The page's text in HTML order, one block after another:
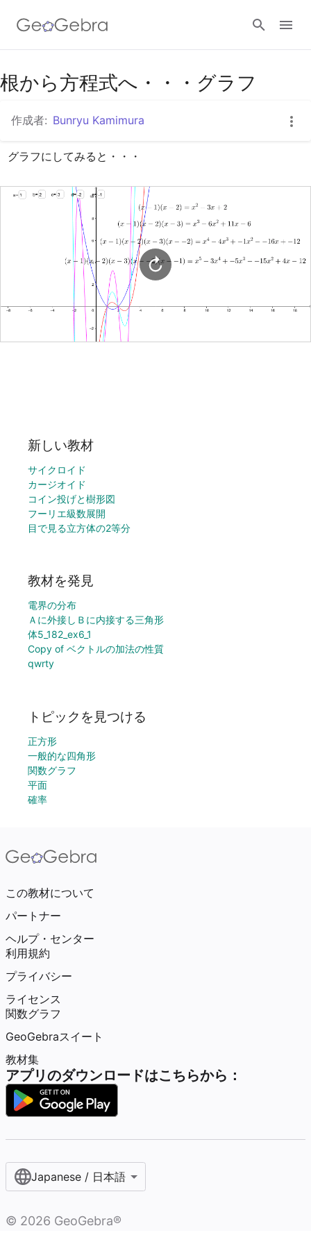
Googleクラスルーム
GeoGebra Classroom
根から方程式へ・・・グラフ
作成者: Bunryu Kamimura
グラフにしてみると・・・
新しい教材
サイクロイド
カージオイド
コイン投げと樹形図
フーリエ級数展開
目で見る立方体の2等分
教材を発見
電界の分布
Ａに外接しＢに内接する三角形
体5_182_ex6_1
Copy of ベクトルの加法の性質
qwrty
トピックを見つける
正方形
一般的な四角形
関数グラフ
平面
確率
この教材について
パートナー
ヘルプ・センター
利用規約
プライバシー
ライセンス
関数グラフ
GeoGebraスイート
教材集
アプリのダウンロードはこちらから：
Japanese / 日本語
© 2026 GeoGebra®